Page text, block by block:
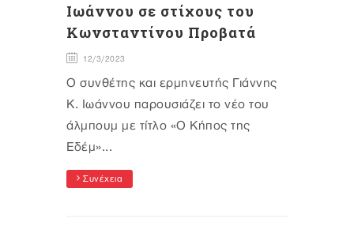
Ιωάννου σε στίχους του
Κωνσταντίνου Προβατά
12/3/2023
Ο συνθέτης και ερμηνευτής Γιάννης
Κ. Ιωάννου παρουσιάζει το νέο του
άλμπουμ με τίτλο «Ο Κήπος της
Εδέμ»...
Συνέχεια